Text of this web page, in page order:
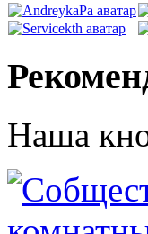
Наша